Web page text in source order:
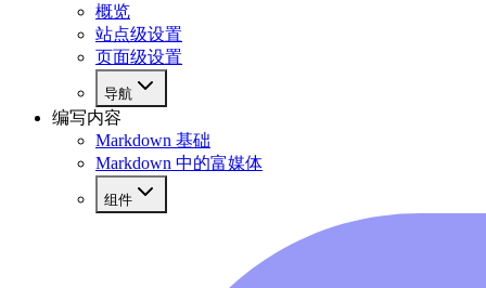
概览
站点级设置
页面级设置
导航
编写内容
Markdown 基础
Markdown 中的富媒体
组件